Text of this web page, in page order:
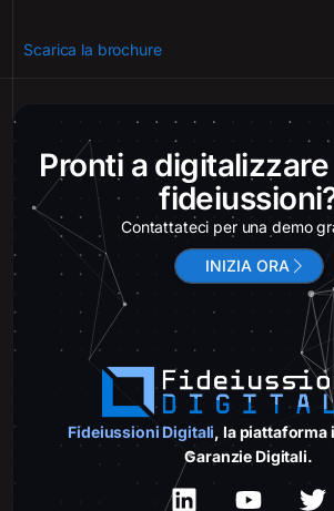
Scarica la brochure
Pronti a
Contattateci per una demo
INIZIA ORA
Fideiussioni Digitali, la piattaforma
Garanzie Digitali.